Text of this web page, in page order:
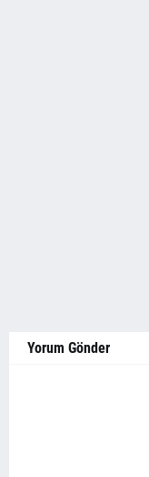
Yorum Gönder